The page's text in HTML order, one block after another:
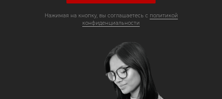
Нажимая на кнопку, вы соглашаетесь с политикой
конфиденциальности